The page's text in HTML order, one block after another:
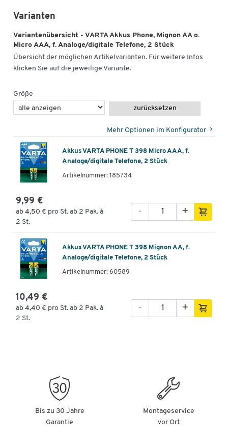
Varianten
Variantenübersicht - VARTA Akkus Phone, Mignon AA o.
Micro AAA, f. Analoge/digitale Telefone, 2 Stück
Übersicht der möglichen Artikelvarianten. Für weitere Infos
klicken Sie auf die jeweilige Variante.
Größe
zurücksetzen
Mehr Optionen im Konfigurator
Akkus VARTA PHONE T 398 Micro AAA, f.
Analoge/digitale Telefone, 2 Stück
Artikelnummer: 185734
9,99 €
ab 4,50 € pro St. ab 2 Pak. à
2 St.
+
-
Akkus VARTA PHONE T 398 Mignon AA, f.
Analoge/digitale Telefone, 2 Stück
Artikelnummer: 60589
10,49 €
ab 4,40 € pro St. ab 2 Pak. à
2 St.
+
-
Bis zu 30 Jahre
Garantie
Montageservice
vor Ort